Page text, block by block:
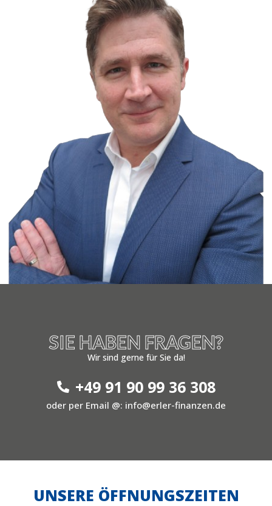
SIE HABEN FRAGEN?
Wir sind gerne für Sie da!
+49 91 90 99 36 308
oder per Email @: info@erler-finanzen.de
UNSERE ÖFFNUNGSZEITEN